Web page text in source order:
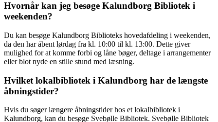
Hvornår kan jeg besøge Kalundborg Bibliotek i
weekenden?
Du kan besøge Kalundborg Biblioteks hovedafdeling i weekenden,
da den har åbent lørdag fra kl. 10:00 til kl. 13:00. Dette giver
mulighed for at komme forbi og låne bøger, deltage i arrangementer
eller blot nyde en stille stund med læsning.
Hvilket lokalbibliotek i Kalundborg har de længste
åbningstider?
Hvis du søger længere åbningstider hos et lokalbibliotek i
Kalundborg, kan du besøge Svebølle Bibliotek. Svebølle Bibliotek